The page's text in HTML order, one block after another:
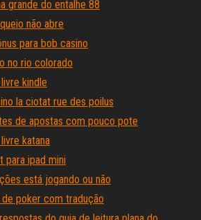
grande do entalhe 88
não abre
para bob casino
no rio colorado
kindle
la ciotat rue des poilus
de apostas com pouco pote
katana
para ipad mini
está jogando ou não
poker com tradução